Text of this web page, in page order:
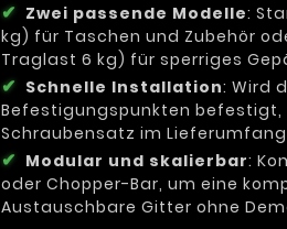
Zwei passende Modelle:
kg) für Taschen und Zubehör
Traglast 6 kg) für sperriges
Schnelle Installation: Wird
Befestigungspunkten befestigt,
Schraubensatz im
Modular und skalierbar:
oder Chopper-Bar, um eine
Austauschbare Gitter ohne